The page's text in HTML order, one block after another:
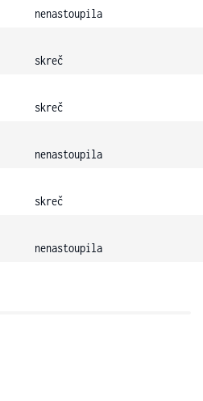
nenastoupila
skreč
skreč
nenastoupila
skreč
nenastoupila